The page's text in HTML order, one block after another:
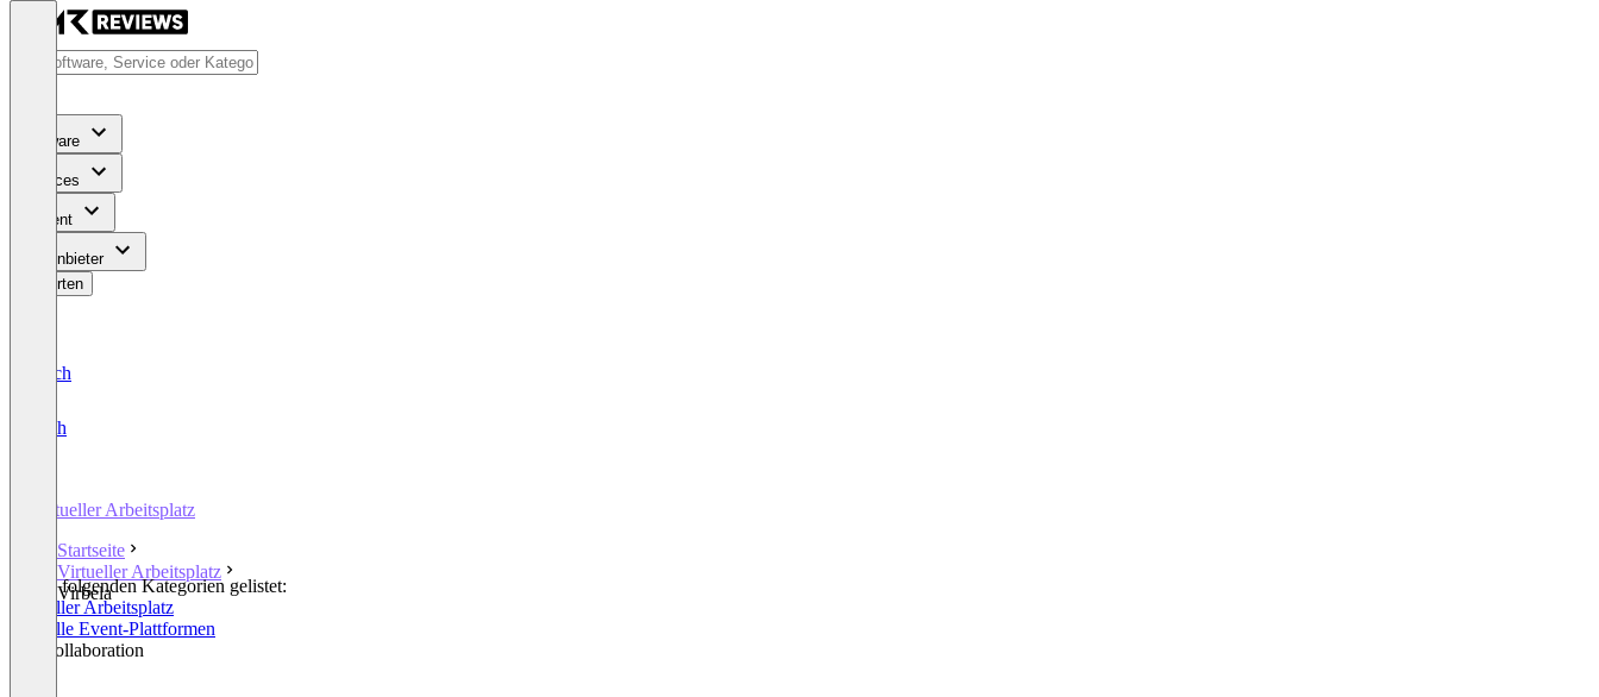
Software
Services
Content
Für Anbieter
Bewerten
Deutsch
English
Virtueller Arbeitsplatz
Startseite
Virtueller Arbeitsplatz
Virbela
In den folgenden Kategorien gelistet:
Virtueller Arbeitsplatz
Virtuelle Event-Plattformen
AR Collaboration